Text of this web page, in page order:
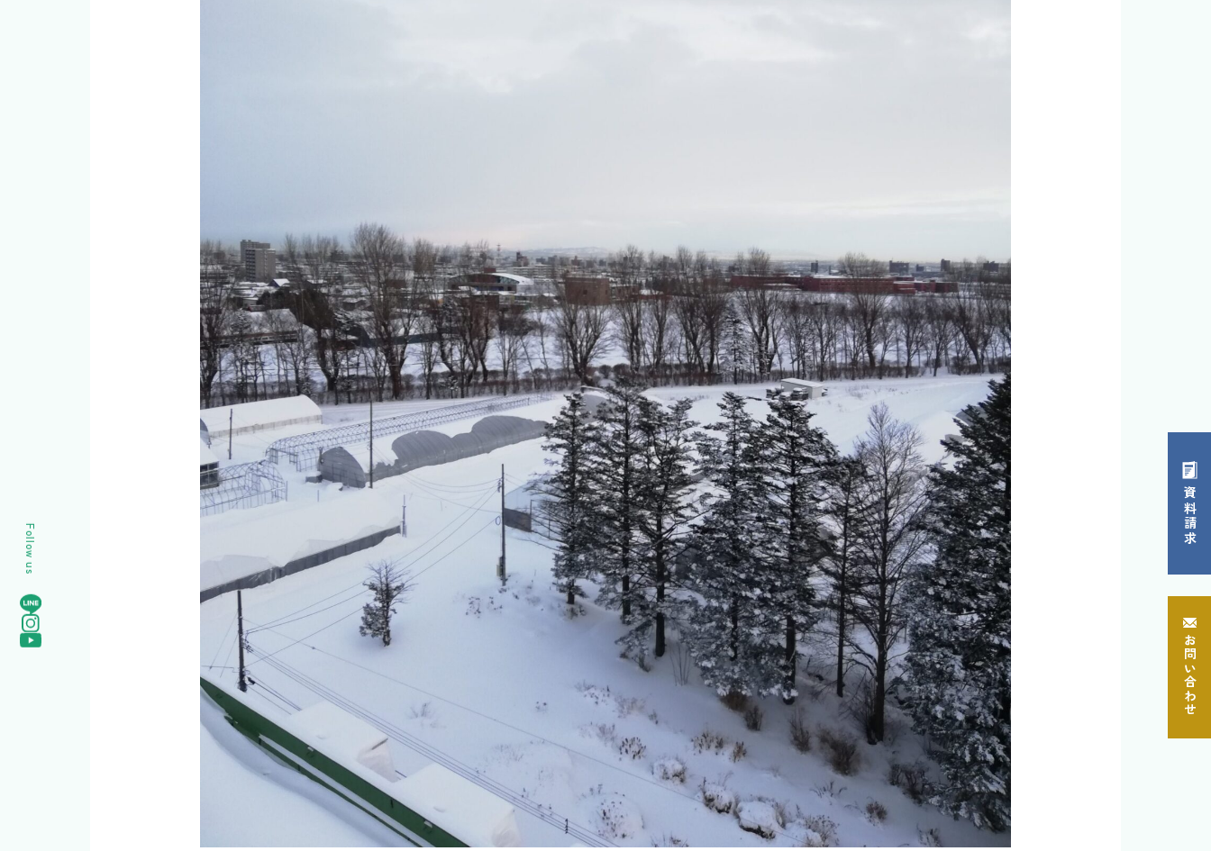
資料請求
お問い合わせ
Follow us